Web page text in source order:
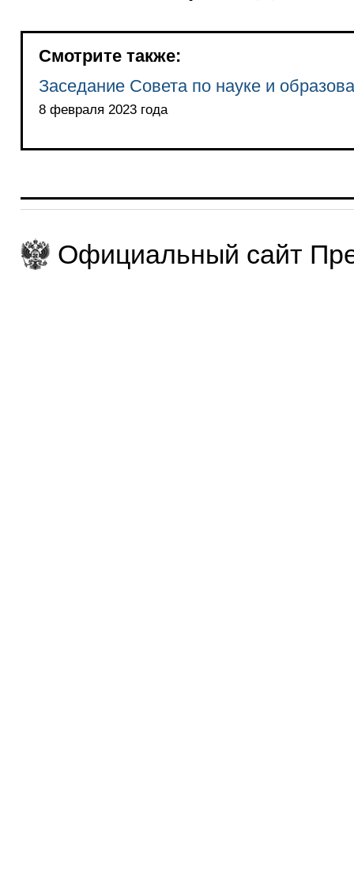
Смотрите также:
Заседание Совета по науке и
8 февраля 2023 года
Официальный сайт